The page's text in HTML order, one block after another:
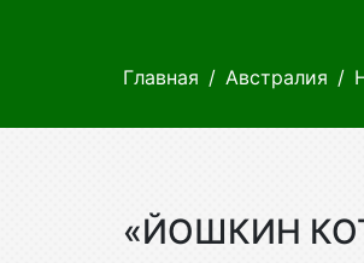
Главная Австралия
«ЙОШКИН